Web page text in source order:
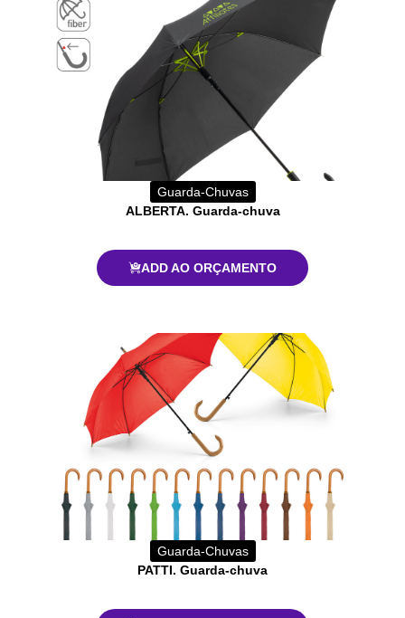
Guarda-Chuvas
ALBERTA. Guarda-chuva
ADD AO ORÇAMENTO
Guarda-Chuvas
PATTI. Guarda-chuva